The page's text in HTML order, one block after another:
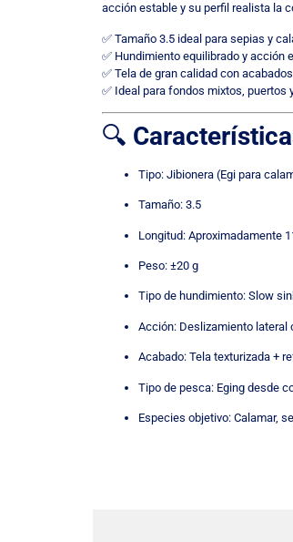
acción estable y su perfil realista la
✅ Tamaño 3.5 ideal para sepias y
✅ Hundimiento equilibrado y acción
✅ Tela de gran calidad con
✅ Ideal para fondos mixtos, puertos
🔍
Tipo: Jibionera (Egi para
Tamaño: 3.5
Longitud: Aproximadamente
Peso: ±20 g
Tipo de hundimiento: Slow
Acción: Deslizamiento lateral
Acabado: Tela texturizada +
Tipo de pesca: Eging desde
Especies objetivo: Calamar,